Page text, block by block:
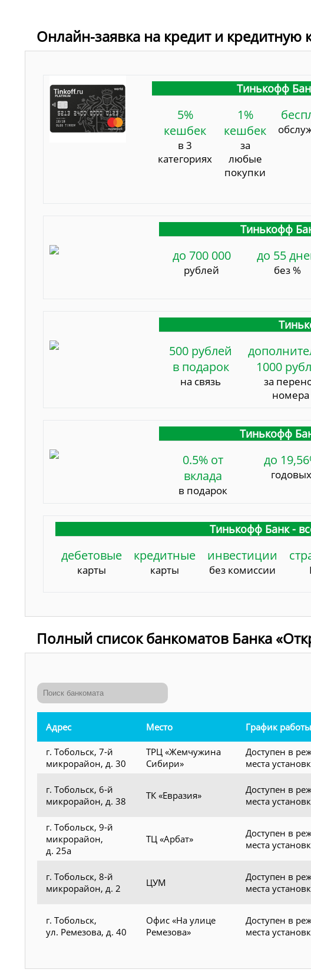
Онлайн-заявка на кредит и кредитную
Тинькофф
5%
кешбек
в 3
категориях
1%
кешбек
за
любые
покупки
Тинькофф
до 700 000
рублей
до 55
без %
500 рублей
в подарок
на связь
1000
за
номера
Тинькофф
0.5% от
вклада
в подарок
до
годовых
Тинькофф Банк -
дебетовые
карты
кредитные
карты
инвестиции
без комиссии
Полный список банкоматов Банка
Адрес Место График работы
г. Тобольск, 7-й
микрорайон, д. 30
ТРЦ «Жемчужина
Сибири»
Доступен в
места
г. Тобольск, 6-й
микрорайон, д. 38
ТК «Евразия»
Доступен в
места
г. Тобольск, 9-й
микрорайон,
д. 25а
ТЦ «Арбат»
Доступен в
места
г. Тобольск, 8-й
микрорайон, д. 2
ЦУМ
Доступен в
места
г. Тобольск,
ул. Ремезова, д. 40
Офис «На улице
Ремезова»
Доступен в
места